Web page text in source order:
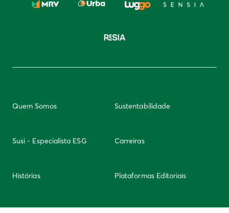
Quem Somos Sustentabilidade
Susi - Especialista ESG Carreiras
Histórias Plataformas Editoriais
Newsletter Integridade